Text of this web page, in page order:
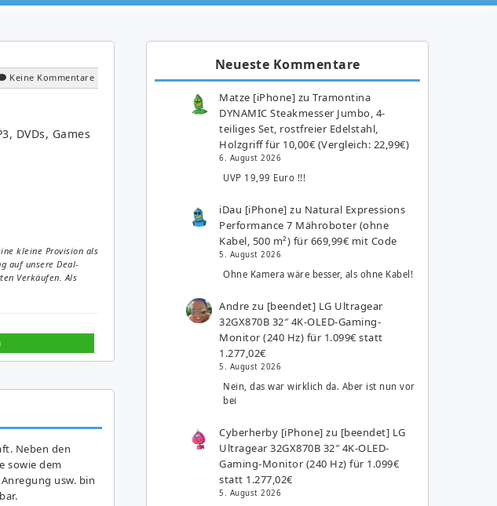
Keine Kommentare
DVDs, Games
kleine Provision als
auf unsere Deal-
Verkäufen. Als
Neben den
sowie dem
usw. bin
Neueste Kommentare
Matze [iPhone] zuTramontina
DYNAMIC Steakmesser Jumbo, 4-
teiliges Set, rostfreier Edelstahl,
Holzgriff für 10,00€ (Vergleich: 22,99€)
6. August 2026
UVP 19,99 Euro !!!
iDau [iPhone] zu Natural Expressions
Performance 7 Mähroboter (ohne
Kabel, 500 m²) für 669,99€ mit Code
5. August 2026
Ohne Kamera wäre besser, als ohne Kabel!
Andre zu [beendet] LG Ultragear
32GX870B 32″ 4K-OLED-Gaming-
Monitor (240 Hz) für 1.099€ statt
1.277,02€
5. August 2026
Nein, das war wirklich da. Aber ist nun vor
bei
Cyberherby [iPhone] zu [beendet] LG
Ultragear 32GX870B 32″ 4K-OLED-
Gaming-Monitor (240 Hz) für 1.099€
statt 1.277,02€
5. August 2026